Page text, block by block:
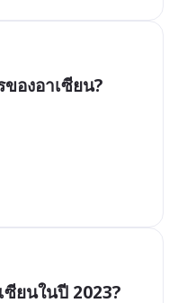
องอาเซียน?
ซียนในปี 2023?